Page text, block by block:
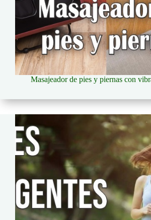
Masajeador de pies y piernas con